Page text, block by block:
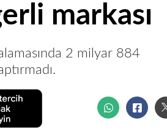
markası
2 milyar 884